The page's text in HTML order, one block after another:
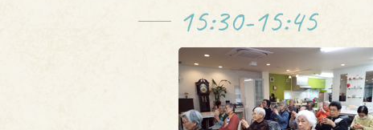
15:30-15:45